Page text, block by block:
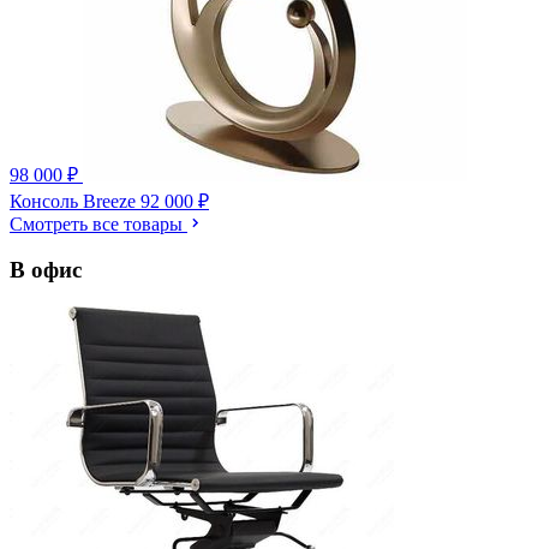
98 000 ₽
Консоль Breeze 92 000 ₽
Смотреть все товары
В офис